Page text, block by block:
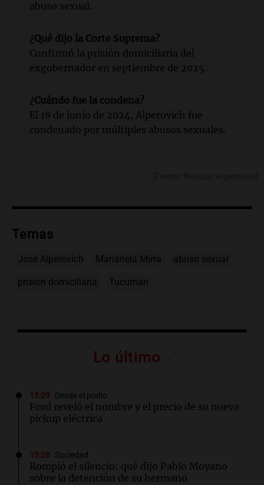
abuso sexual.
¿Qué dijo la Corte Suprema?
Confirmó la prisión domiciliaria del
exgobernador en septiembre de 2025.
¿Cuándo fue la condena?
El 18 de junio de 2024, Alperovich fue
condenado por múltiples abusos sexuales.
Temas
José Alperovich Marianela Mirra abuso sexual
prisión domiciliaria Tucumán
Lo último
15:29 Desde el podio
Ford reveló el nombre y el precio de su nueva
pickup eléctrica
15:28 Sociedad
Rompió el silencio: qué dijo Pablo Moyano
sobre la detención de su hermano